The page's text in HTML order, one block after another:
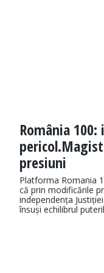
România
presiuni
Platforma Romania
că prin modificările
independența
însuși echilibrul